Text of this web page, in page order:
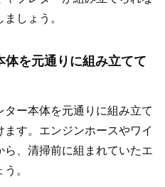
しょう。
を元通りに組み立てて
ー本体を元通りに組み立て
す。エンジンホースやワイ
、清掃前に組まれていたエ
。